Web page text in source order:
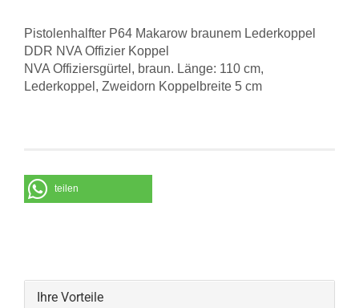
Pistolenhalfter P64 Makarow braunem Lederkoppel
DDR NVA Offizier Koppel
NVA Offiziersgürtel, braun. Länge: 110 cm,
Lederkoppel, Zweidorn Koppelbreite 5 cm
teilen
Ihre Vorteile